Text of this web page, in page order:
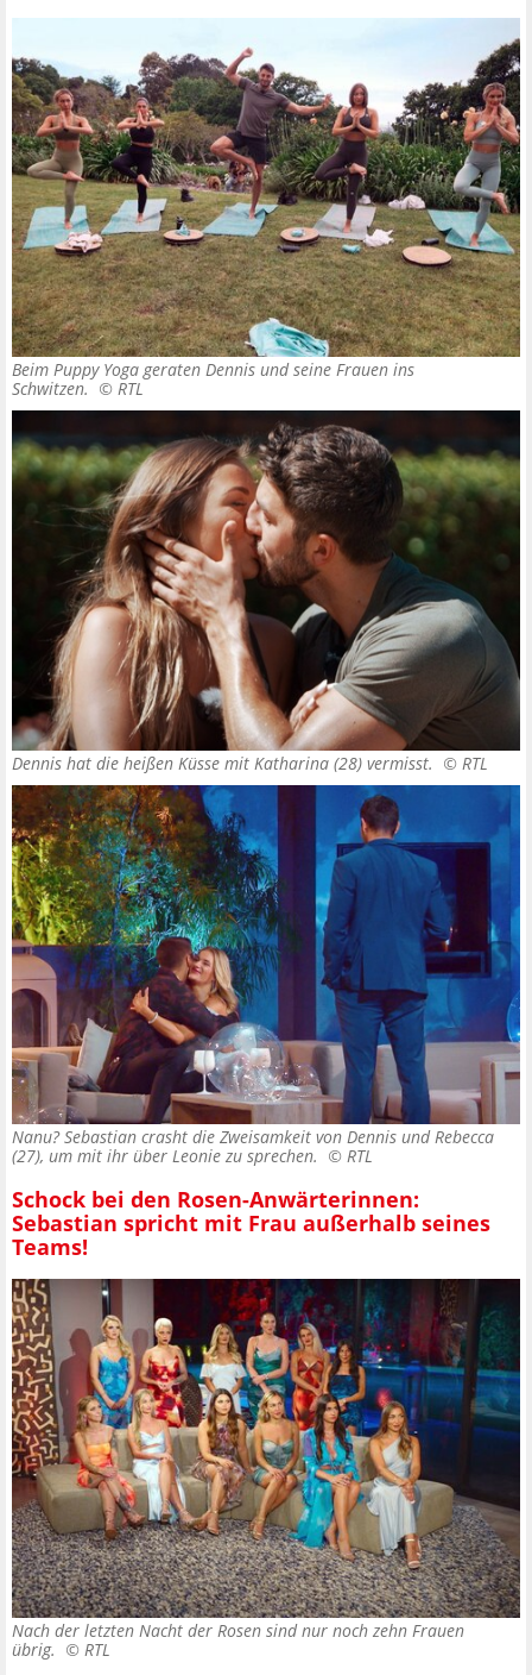
Beim Puppy Yoga geraten Dennis und seine Frauen ins
Schwitzen. © RTL
Dennis hat die heißen Küsse mit Katharina (28) vermisst. © RTL
Nanu? Sebastian crasht die Zweisamkeit von Dennis und Rebecca
(27), um mit ihr über Leonie zu sprechen. © RTL
Schock bei den Rosen-Anwärterinnen:
Sebastian spricht mit Frau außerhalb seines
Teams!
Nach der letzten Nacht der Rosen sind nur noch zehn Frauen
übrig. © RTL